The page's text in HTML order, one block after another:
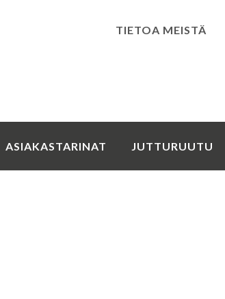
TIETOA MEISTÄ
ASIAKASTARINAT JUTTURUUTU